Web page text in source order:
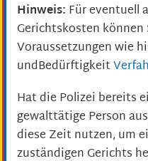
Hinweis: Für eventuell
Gerichtskosten
Voraussetzungen wie
undBedürftigkeit
Hat die Polizei bereits
gewalttätige Person
diese Zeit nutzen, um
zuständigen Gerichts